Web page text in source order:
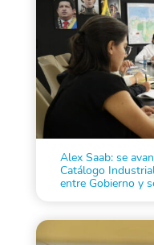
Alex Saab: se
Catálogo
entre Gobierno y